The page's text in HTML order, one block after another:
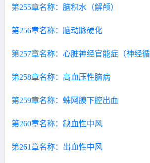
第255章名称：脑积水（解颅）
第256章名称：脑动脉硬化
第257章名称：心脏神经官能症（神经循
第258章名称：高血压性脑病
第259章名称：蛛网膜下腔出血
第260章名称：缺血性中风
第261章名称：出血性中风